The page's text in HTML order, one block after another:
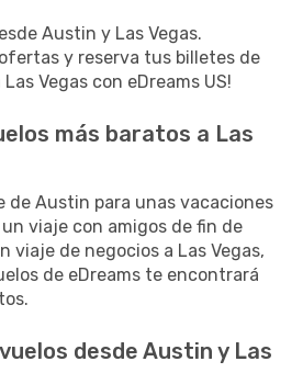
Austin y Las Vegas.
y reserva tus billetes de
Vegas con eDreams US!
más baratos a Las
de Austin para unas vacaciones
viaje con amigos de fin de
viaje de negocios a Las Vegas,
de eDreams te encontrará
desde Austin y Las